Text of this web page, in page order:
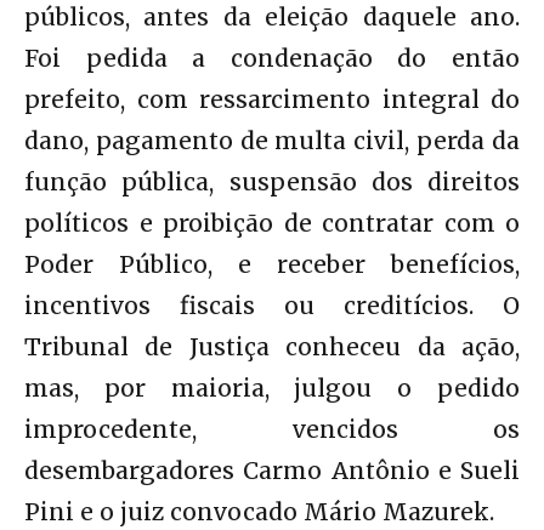
públicos, antes da eleição daquele ano.
Foi pedida a condenação do então
prefeito, com ressarcimento integral do
dano, pagamento de multa civil, perda da
função pública, suspensão dos direitos
políticos e proibição de contratar com o
Poder Público, e receber benefícios,
incentivos fiscais ou creditícios. O
Tribunal de Justiça conheceu da ação,
mas, por maioria, julgou o pedido
improcedente, vencidos os
desembargadores Carmo Antônio e Sueli
Pini e o juiz convocado Mário Mazurek.